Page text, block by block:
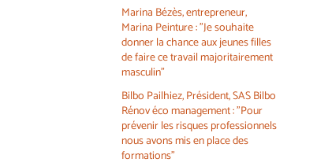
Marina Bézès, entrepreneur,
Marina Peinture : "Je souhaite
donner la chance aux jeunes filles
de faire ce travail majoritairement
masculin"
Bilbo Pailhiez, Président, SAS Bilbo
Rénov éco management : "Pour
prévenir les risques professionnels
nous avons mis en place des
formations"